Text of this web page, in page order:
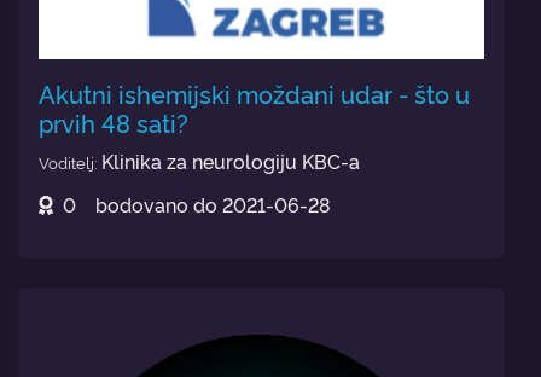
Akutni ishemijski moždani udar - što u
prvih 48 sati?
Voditelj: Klinika za neurologiju KBC-a
0
bodovano do 2021-06-28